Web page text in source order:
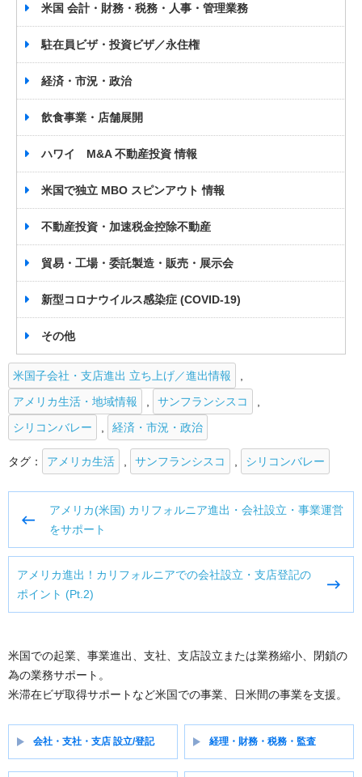
米国 会計・財務・税務・人事・管理業務
駐在員ビザ・投資ビザ／永住権
経済・市況・政治
飲食事業・店舗展開
ハワイ M&A 不動産投資 情報
米国で独立 MBO スピンアウト 情報
不動産投資・加速税金控除不動産
貿易・工場・委託製造・販売・展示会
新型コロナウイルス感染症 (COVID-19)
その他
米国子会社・支店進出 立ち上げ／進出情報
アメリカ生活・地域情報
サンフランシスコ
シリコンバレー
経済・市況・政治
タグ： アメリカ生活 サンフランシスコ シリコンバレー
ビ
ー
シ
ン
アメリカ(米国) カリフォルニア進出・会社設立・事業運営
をサポート
アメリカ進出！カリフォルニアでの会社設立・支店登記の
ポイント (Pt.2)
米国での起業、事業進出、支社、支店設立または業務縮小、閉鎖の
為の業務サポート。
米滞在ビザ取得サポートなど米国での事業、日米間の事業を支援。
会社・支社・支店 設立/登記 経理・財務・税務・監査